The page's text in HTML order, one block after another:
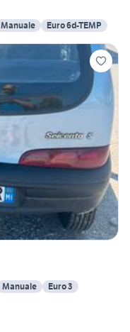
Manuale Euro 6d-TEMP
Manuale Euro 3